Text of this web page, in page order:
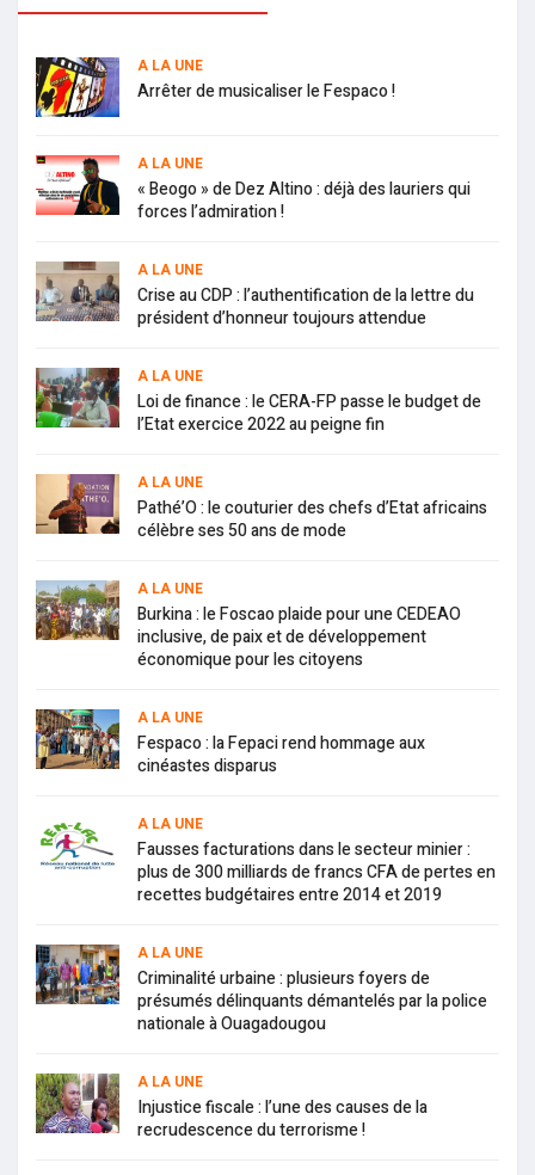
A LA UNE
Arrêter de musicaliser le Fespaco !
A LA UNE
« Beogo » de Dez Altino : déjà des lauriers qui
forces l’admiration !
A LA UNE
Crise au CDP : l’authentification de la lettre du
président d’honneur toujours attendue
A LA UNE
Loi de finance : le CERA-FP passe le budget de
l’Etat exercice 2022 au peigne fin
A LA UNE
Pathé’O : le couturier des chefs d’Etat africains
célèbre ses 50 ans de mode
A LA UNE
Burkina : le Foscao plaide pour une CEDEAO
inclusive, de paix et de développement
économique pour les citoyens
A LA UNE
Fespaco : la Fepaci rend hommage aux
cinéastes disparus
A LA UNE
Fausses facturations dans le secteur minier :
plus de 300 milliards de francs CFA de pertes en
recettes budgétaires entre 2014 et 2019
A LA UNE
Criminalité urbaine : plusieurs foyers de
présumés délinquants démantelés par la police
nationale à Ouagadougou
A LA UNE
Injustice fiscale : l’une des causes de la
recrudescence du terrorisme !